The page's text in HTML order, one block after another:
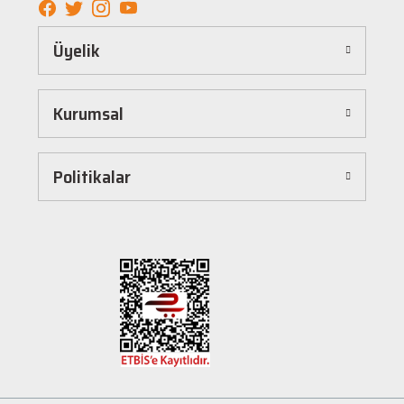
Kolay ve Hızlı Alışveriş Deneyimi
Hepnalbur.com, kullanıcı dostu arayüzü sayesinde alışverişi keyifli bir deneyime
dönüştürür. Ürünleri kategorilere göre sıralayabilir, arama kutusunu kullanarak
istediğiniz ürünü anında bulabilirsiniz. Ayrıca ürün sayfalarımızda detaylı açıklamalar ve
ürün özellikleri yer alır, böylece tercih etmek istediğiniz ürün hakkında tüm bilgilere
hızlıca siparişinizi tamamlayabilirsiniz.
Hızlı Kargo ve Güvenilir Teslimat
Hepnalbur.com olarak müşterilerimize en hızlı şekilde ürünlerini ulaştırmak için özenle
Müşteri Destek Hattı ile İletişim
Herhangi bir soru, öneri veya şikayetiniz için müşteri destek ekibimiz her zaman
hizmetinizdedir. İletişim sayfamız üzerinden bize ulaşabilir veya canlı destek
hattımızdan anında yardım alabilirsiniz. Siz değerli müşterilerimizin memnuniyeti, en
Üyelik
Kurumsal
Politikalar